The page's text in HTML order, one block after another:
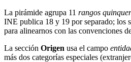
La pirámide agrupa 11 rangos
INE publica 18 y 19 por separado; los
para alinearnos con las convenciones
La sección Origen usa el campo
más dos categorías especiales